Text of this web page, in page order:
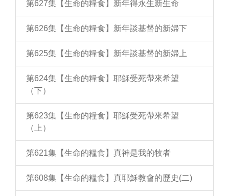
第627集【生命的糧食】新年得永生新生命
第626集【生命的糧食】新年談基督的新婦下
第625集【生命的糧食】新年談基督的新婦上
第624集【生命的糧食】耶穌受死帶來希望
（下）
第623集【生命的糧食】耶穌受死帶來希望
（上）
第621集【生命的糧食】真神是我的牧者
第608集【生命的糧食】真耶穌教會的歷史(二)